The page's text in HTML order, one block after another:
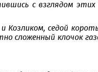
с взглядом
Козликом, седой
сложенный клочок